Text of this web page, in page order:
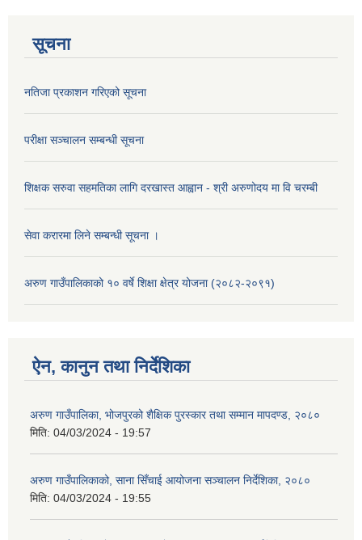
सूचना
नतिजा प्रकाशन गरिएको सूचना
परीक्षा सञ्चालन सम्बन्धी सूचना
शिक्षक सरुवा सहमतिका लागि दरखास्त आह्वान - श्री अरुणोदय मा वि चरम्बी
सेवा करारमा लिने सम्बन्धी सूचना ।
अरुण गाउँपालिकाको १० वर्षे शिक्षा क्षेत्र योजना (२०८२-२०९१)
ऐन, कानुन तथा निर्देशिका
अरुण गाउँपालिका, भोजपुरको शैक्षिक पुरस्कार तथा सम्मान मापदण्ड, २०८०
मिति: 04/03/2024 - 19:57
अरुण गाउँपालिकाको, साना सिँचाई आयोजना सञ्‍चालन निर्देशिका, २०८०
मिति: 04/03/2024 - 19:55